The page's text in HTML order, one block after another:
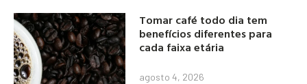
Tomar café todo dia tem
benefícios diferentes para
cada faixa etária
agosto 4, 2026